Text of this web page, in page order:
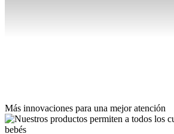
Más innovaciones para una mejor atención